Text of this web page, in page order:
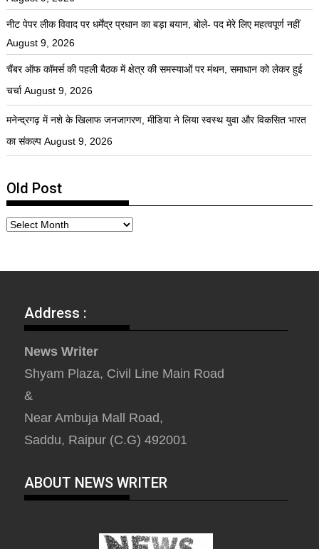
नीट पेपर लीक विवाद पर धर्मेंद्र प्रधान का बड़ा बयान, बोले- पद मेरे लिए महत्वपूर्ण नहीं
August 9, 2026
चैंबर ऑफ कॉमर्स की पहली बैठक में क्षेत्र की समस्याओं पर मंथन, समाधान को लेकर हुई
चर्चा August 9, 2026
मनेन्द्रगढ़ में नशे के खिलाफ जनजागरण, मीडिया ने लिया स्वस्थ युवा और विकसित भारत
का संकल्प August 9, 2026
Old Post
Address :
News Writer
Shyam Plaza, Civil Line Main Road
&
Near Ambuja Mall Road,
Saddu, Raipur (C.G) 492001
ABOUT NEWS WRITER